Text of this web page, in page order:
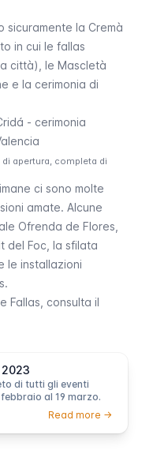
sicuramente la Cremà
in cui le fallas
città), le Mascletà
e la cerimonia di
apertura, completa di
ci sono molte
amate. Alcune
Ofrenda de Flores
del Foc , la sfilata
le installazioni
.
Fallas , consulta il
di tutti gli eventi
al 19 marzo.
Read more ->